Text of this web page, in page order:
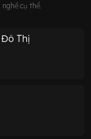
cụ thể.
Đô Thị